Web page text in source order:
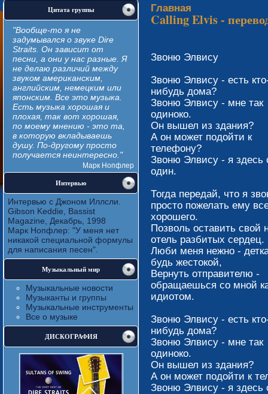
knijki-avtomat
Цитата группы
"Вообще-то я не
задумывался о звуке Dire
Straits. Он зависит от
песни, а они у нас разные. Я
не делаю различий между
звуком американским,
английским, немецким или
японским. Все это музыка.
Есть музыка хорошая и
плохая, так вот хорошая,
по моему мнению - это та,
в которую вкладываешь
душу. По-другому просто
получается неинтересно."
Марк Нопфлер
Интервью
Интервью с Джоном Иллсли.
Gibson Keddie, Bassist
Magazine, Декабрь, 1998
Марк Нопфлер: "У меня нет
никакой специальной формулы
для написания песен".
Музыкальный мир
Музыкальные новости
Музыканты и группы
Музыкальные инструменты
Все о музыке
ДИСКОГРАФИЯ
Главная
Calling Elvis -
Звоню Элвису
Звоню Элвису - есть
нибудь дома?
Звоню Элвису - мне так
одиноко.
Он вышел из здания?
А он может подойти к
телефону?
Звоню Элвису - я здесь
один.
Тогда передай, что я
просто пожелать ему
хорошего.
Позволь оставить свой
отель разбитых сердец.
Люби меня нежно -
будь жестокой,
Вернуть отправителю -
обращаешься со мной
идиотом.
Звоню Элвису - есть
нибудь дома?
Звоню Элвису - мне так
одиноко.
Он вышел из здания?
А он может подойти к
Звоню Элвису - я здесь